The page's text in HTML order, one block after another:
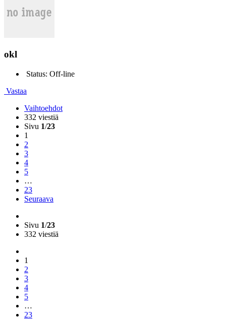
okl
Status: Off-line
Vastaa
Vaihtoehdot
332 viestiä
Sivu 1/23
1
2
3
4
5
…
23
Seuraava
Sivu 1/23
332 viestiä
1
2
3
4
5
…
23